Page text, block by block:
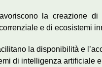
la creazione di
e di ecosistemi
la disponibilità e
di intelligenza artificiale